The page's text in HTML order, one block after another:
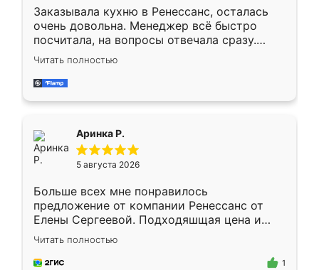
Заказывала кухню в Ренессанс, осталась
очень довольна. Менеджер всё быстро
посчитала, на вопросы отвечала сразу.
Замерщик приехал в субботу, подошёл к
делу со всей ответственностью. Собрали
за день, ребята работали аккуратно, даже
Читать полностью
Аринка Р.
5 августа 2026
Больше всех мне понравилось
предложение от компании Ренессанс от
Елены Сергеевой. Подходяшщая цена и
короткие сроки изготовления. Приехавший
для замера сотрудник Владислав
предложил по моему эскизу самый
Читать полностью
1